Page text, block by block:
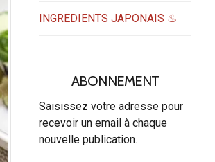
INGREDIENTS JAPONAIS ♨
ABONNEMENT
Saisissez votre adresse pour
recevoir un email à chaque
nouvelle publication.